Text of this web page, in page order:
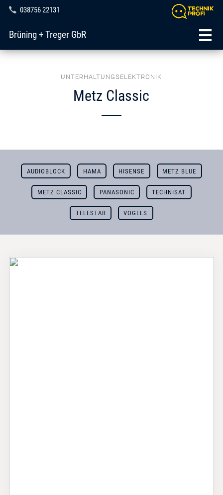
038756 22131
Brüning + Treger GbR
UNTERHALTUNGSELEKTRONIK
Metz Classic
AUDIOBLOCK HAMA HISENSE METZ BLUE
METZ CLASSIC PANASONIC TECHNISAT
TELESTAR VOGELS